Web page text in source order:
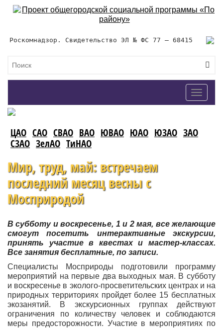
Роскомнадзор. Свидетельство ЭЛ № ФС 77 – 68415
Toggle
ЦАО САО СВАО ВАО ЮВАО ЮАО ЮЗАО ЗАО
СЗАО ЗелАО ТиНАО
Мир, труд, май: встречаем
последний месяц весны с
Мосприродой
В субботу и воскресенье, 1 и 2 мая, все желающие
смогут посетить интерактивные экскурсии,
принять участие в квестах и мастер-классах.
Все занятия бесплатные, по записи.
Специалисты Мосприроды подготовили программу
мероприятий на первые два выходных мая. В субботу
и воскресенье в эколого-просветительских центрах и на
природных территориях пройдет более 15 бесплатных
экозанятий. В экскурсионных группах действуют
ограничения по количеству человек и соблюдаются
меры предосторожности. Участие в мероприятиях по